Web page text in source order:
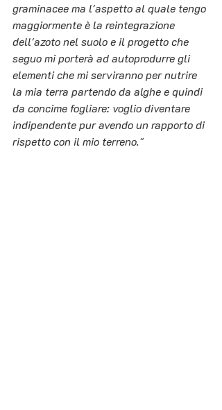
graminacee ma l'aspetto al quale tengo
maggiormente è la reintegrazione
dell'azoto nel suolo e il progetto che
seguo mi porterà ad autoprodurre gli
elementi che mi serviranno per nutrire
la mia terra partendo da alghe e quindi
da concime fogliare: voglio diventare
indipendente pur avendo un rapporto di
rispetto con il mio terreno."